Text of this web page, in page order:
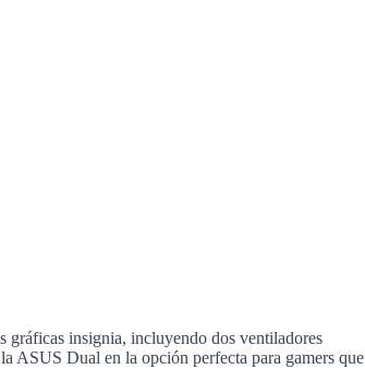
insignia, incluyendo dos ventiladores
ASUS Dual en la opción perfecta para gamers que